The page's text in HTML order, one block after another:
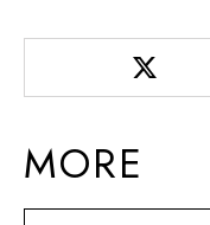
MORE